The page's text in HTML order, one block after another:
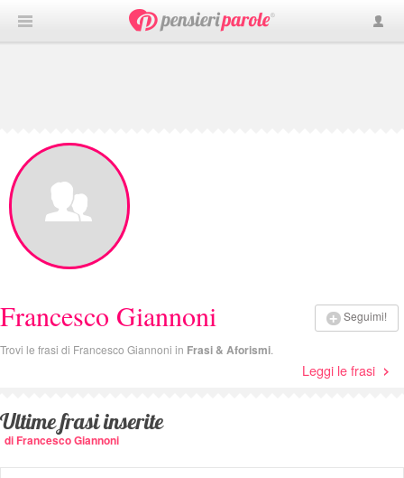
Seguimi!
Francesco Giannoni
Trovi le frasi di Francesco Giannoni in Frasi & Aforismi
Leggi le frasi
Ultime frasi inserite
di Francesco Giannoni